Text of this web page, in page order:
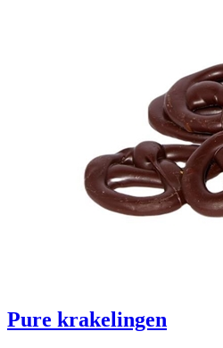
Pure krakelingen